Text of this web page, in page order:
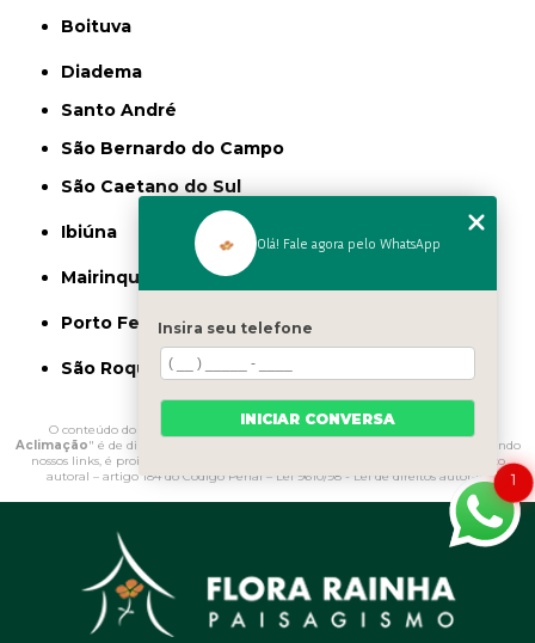
Boituva
Diadema
Santo André
São Bernardo do Campo
São Caetano do Sul
Ibiúna
Mairinque
Porto Feliz
São Roque
O conteúdo do texto "
Onde Vende Pedras Decorativas para Jardim
Aclimação" é de direito reservado. Sua reprodução, parcial ou total, mesmo citando
nossos links, é proibida sem a autorização do autor. Crime de violação de direito
autoral – artigo 184 do Código Penal – Lei 9610/98 - Lei de direitos autorais 1
Olá! Fale agora pelo WhatsApp
Insira seu telefone
INICIAR CONVERSA